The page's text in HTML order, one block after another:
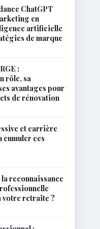
ChatGPT
en
artificielle
de marque
:
rôle, sa
avantages pour
de rénovation
et carrière
cumuler ces
reconnaissance
retraite ?